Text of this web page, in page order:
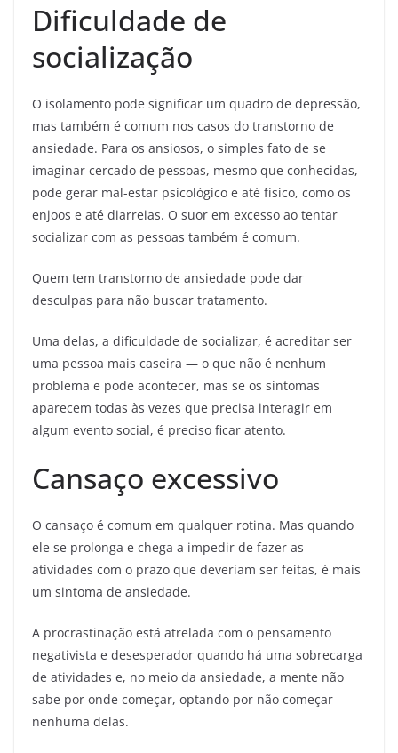
Dificuldade de
socialização
O isolamento pode significar um quadro de depressão,
mas também é comum nos casos do transtorno de
ansiedade. Para os ansiosos, o simples fato de se
imaginar cercado de pessoas, mesmo que conhecidas,
pode gerar mal-estar psicológico e até físico, como os
enjoos e até diarreias. O suor em excesso ao tentar
socializar com as pessoas também é comum.
Quem tem transtorno de ansiedade pode dar
desculpas para não buscar tratamento.
Uma delas, a dificuldade de socializar, é acreditar ser
uma pessoa mais caseira — o que não é nenhum
problema e pode acontecer, mas se os sintomas
aparecem todas às vezes que precisa interagir em
algum evento social, é preciso ficar atento.
Cansaço excessivo
O cansaço é comum em qualquer rotina. Mas quando
ele se prolonga e chega a impedir de fazer as
atividades com o prazo que deveriam ser feitas, é mais
um sintoma de ansiedade.
A procrastinação está atrelada com o pensamento
negativista e desesperador quando há uma sobrecarga
de atividades e, no meio da ansiedade, a mente não
sabe por onde começar, optando por não começar
nenhuma delas.